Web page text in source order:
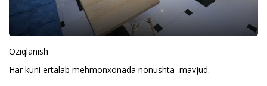
Oziqlanish
Har kuni ertalab mehmonxonada nonushta mavjud.